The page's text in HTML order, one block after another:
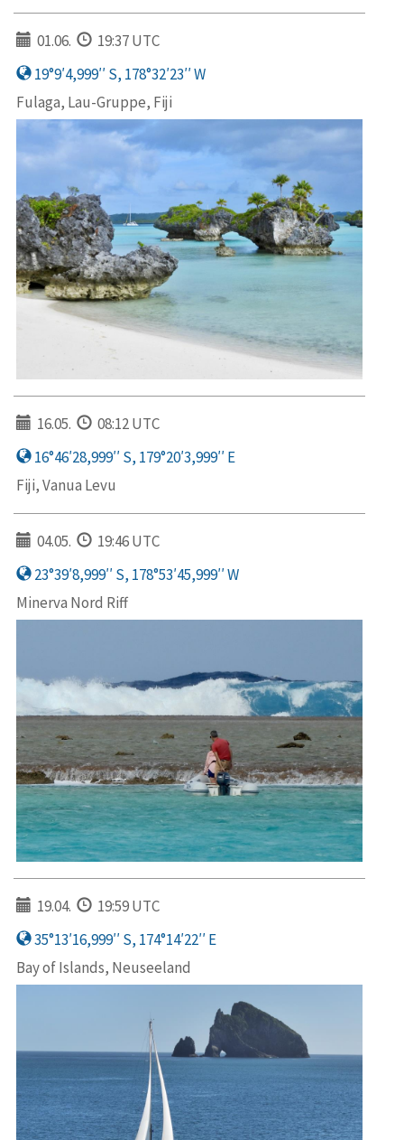
01.06.
19:37 UTC
19°9′4,999′′ S, 178°32′23′′ W
Fulaga, Lau-Gruppe, Fiji
16.05.
08:12 UTC
16°46′28,999′′ S, 179°20′3,999′′ E
Fiji, Vanua Levu
04.05.
19:46 UTC
23°39′8,999′′ S, 178°53′45,999′′ W
Minerva Nord Riff
19.04.
19:59 UTC
35°13′16,999′′ S, 174°14′22′′ E
Bay of Islands, Neuseeland